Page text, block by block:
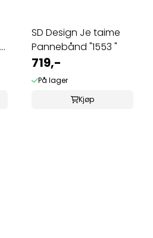
SD Design Je taime
Pannebånd "1553 "
719,-
På lager
Kjøp